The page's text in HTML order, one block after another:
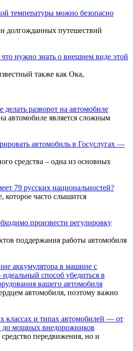
температуры можно безопасно
долгожданных путешествий
нужно знать о внешнем виде этой
также как Ока,
делать разворот на автомобиле
автомобиле является сложным
автомобиль в Госуслугах —
средства – одна из основных
79 русских национальностей?
часто слышится
произвести регулировку
поддержания работы автомобиля
аккумулятора в машине с
способ убедиться в
вашего автомобиля
автомобиля, поэтому важно
классах и типах автомобилей — от
до мощных внедорожников
передвижения, но и